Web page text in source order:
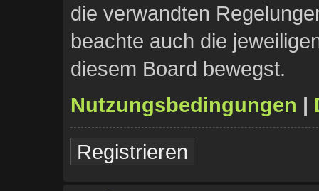
die verwandten
beachte auch die
diesem Board bewegst.
Nutzungsbedingungen |
Registrieren